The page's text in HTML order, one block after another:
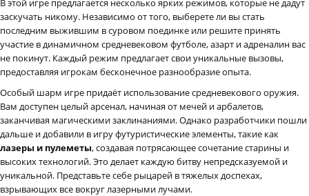
В этой игре предлагается несколько ярких режимов, которые не дадут
заскучать никому. Независимо от того, выберете ли вы стать
последним выжившим в суровом поединке или решите принять
участие в динамичном средневековом футболе, азарт и адреналин вас
не покинут. Каждый режим предлагает свои уникальные вызовы,
предоставляя игрокам бесконечное разнообразие опыта.
Особый шарм игре придаёт использование средневекового оружия.
Вам доступен целый арсенал, начиная от мечей и арбалетов,
заканчивая магическими заклинаниями. Однако разработчики пошли
дальше и добавили в игру футуристические элементы, такие как
лазеры и пулеметы, создавая потрясающее сочетание старины и
высоких технологий. Это делает каждую битву непредсказуемой и
уникальной. Представьте себе рыцарей в тяжелых доспехах,
взрывающих все вокруг лазерными лучами.